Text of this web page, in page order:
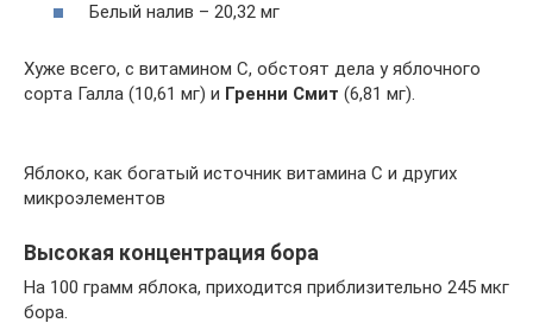
Белый налив – 20,32 мг
Хуже всего, с витамином С, обстоят дела у яблочного
сорта Галла (10,61 мг) и Гренни Смит (6,81 мг).
Яблоко, как богатый источник витамина С и других
микроэлементов
Высокая концентрация бора
На 100 грамм яблока, приходится приблизительно 245 мкг
бора.